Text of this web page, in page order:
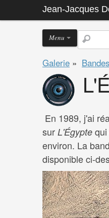
Jean-Jacques
Menu
Galerie »
En 1989, j'ai
sur L'Égypte
environ. La
disponible ci-